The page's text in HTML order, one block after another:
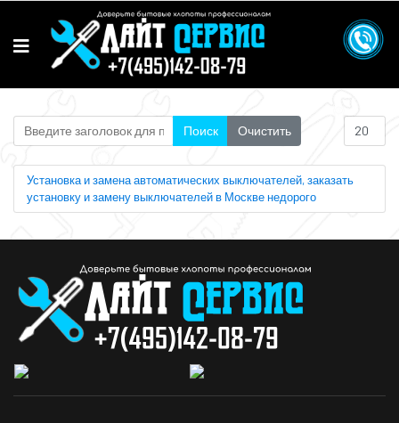
Поиск Очистить
Установка и замена автоматических выключателей, заказать
установку и замену выключателей в Москве недорого